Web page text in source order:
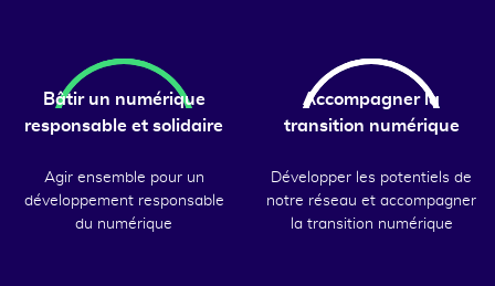
Bâtir un numérique
responsable et solidaire
Agir ensemble pour un
développement responsable
du numérique
Accompagner la
transition numérique
Développer les potentiels de
notre réseau et accompagner
la transition numérique